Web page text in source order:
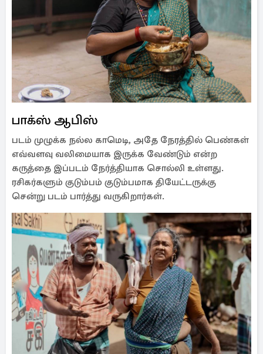
பாக்ஸ் ஆபிஸ்
படம் முழுக்க நல்ல காமெடி, அதே நேரத்தில் பெண்கள்
எவ்வளவு வலிமையாக இருக்க வேண்டும் என்ற
கருத்தை இப்படம் நேர்த்தியாக சொல்லி உள்ளது.
ரசிகர்களும் குடும்பம் குடும்பமாக தியேட்டருக்கு
சென்று படம் பார்த்து வருகிறார்கள்.